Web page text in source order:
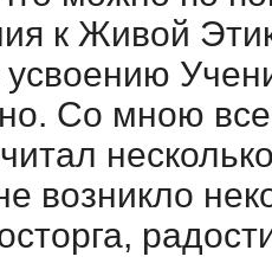
к Живой
усвоению
Со мною
возникло